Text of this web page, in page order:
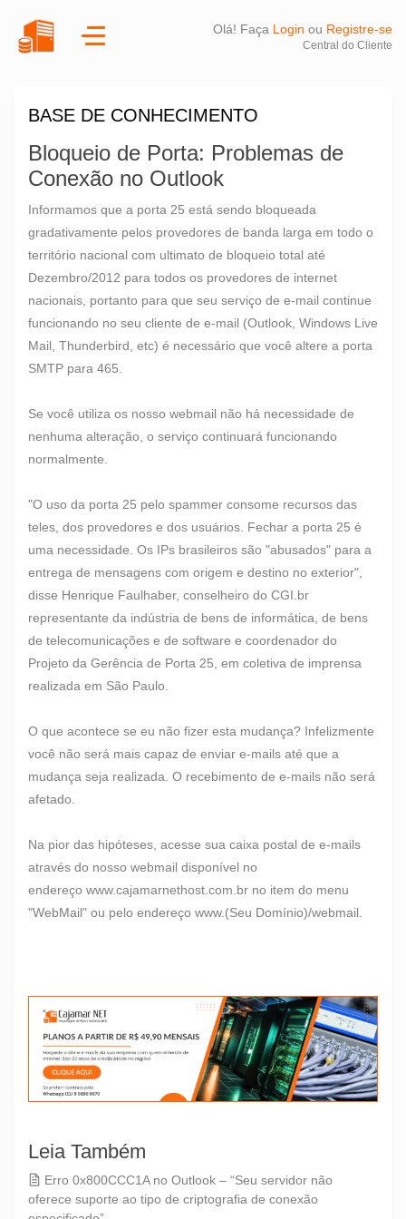
Olá! Faça Login ou Registre-se
Central do Cliente
BASE DE CONHECIMENTO
Bloqueio de Porta: Problemas de
Conexão no Outlook
Informamos que a porta 25 está sendo bloqueada
gradativamente pelos provedores de banda larga em todo o
território nacional com ultimato de bloqueio total até
Dezembro/2012 para todos os provedores de internet
nacionais, portanto para que seu serviço de e-mail continue
funcionando no seu cliente de e-mail (Outlook, Windows Live
Mail, Thunderbird, etc) é necessário que você altere a porta
SMTP para 465.
Se você utiliza os nosso webmail não há necessidade de
nenhuma alteração, o serviço continuará funcionando
normalmente.
"O uso da porta 25 pelo spammer consome recursos das
teles, dos provedores e dos usuários. Fechar a porta 25 é
uma necessidade. Os IPs brasileiros são "abusados" para a
entrega de mensagens com origem e destino no exterior",
disse Henrique Faulhaber, conselheiro do CGI.br
representante da indústria de bens de informática, de bens
de telecomunicações e de software e coordenador do
Projeto da Gerência de Porta 25, em coletiva de imprensa
realizada em São Paulo.
O que acontece se eu não fizer esta mudança? Infelizmente
você não será mais capaz de enviar e-mails até que a
mudança seja realizada. O recebimento de e-mails não será
afetado.
Na pior das hipóteses, acesse sua caixa postal de e-mails
através do nosso webmail disponível no
endereço www.cajamarnethost.com.br no item do menu
"WebMail" ou pelo endereço www.(Seu Domínio)/webmail.
Leia Também
Erro 0x800CCC1A no Outlook – “Seu servidor não
oferece suporte ao tipo de criptografia de conexão